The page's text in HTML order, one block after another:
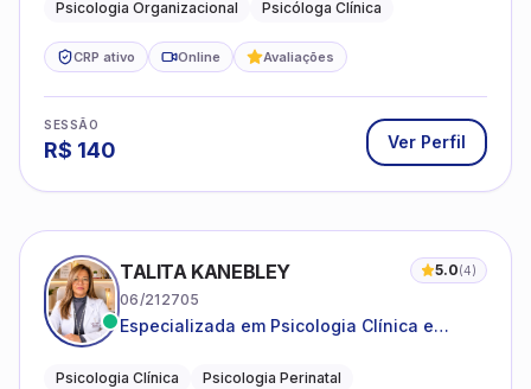
Psicologia Organizacional
Psicóloga Clínica
CRP ativo Online Avaliações
SESSÃO
R$ 140 Ver Perfil
TALITA KANEBLEY 5.0(4)
06/212705
Especializada em Psicologia Clínica e
famílias
Psicologia Clínica
Psicologia Perinatal